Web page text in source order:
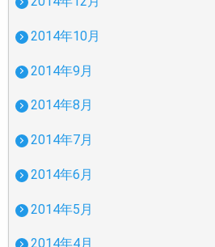
2014年10月
2014年9月
2014年8月
2014年7月
2014年6月
2014年5月
2014年4月